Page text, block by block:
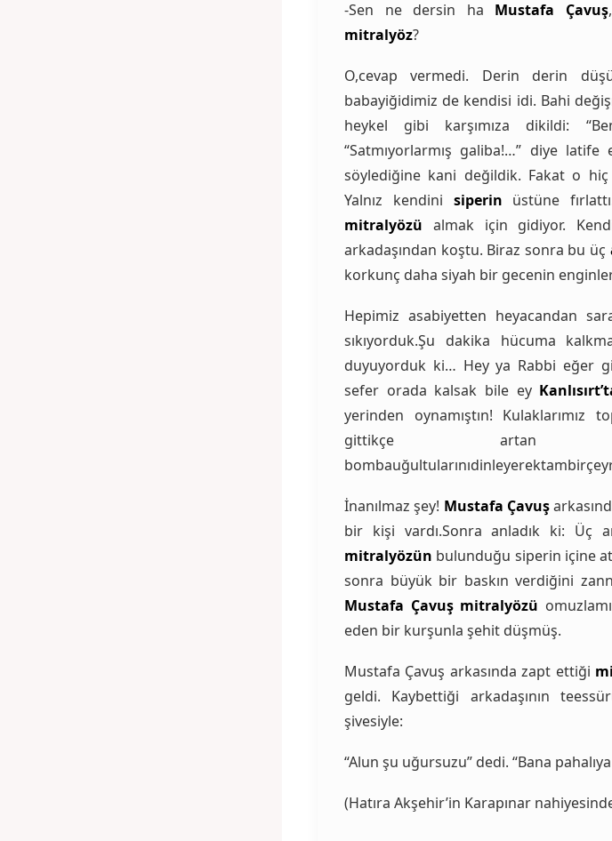
-Sen ne dersin ha Mustafa Çavuş
mitralyöz?
O,cevap vermedi. Derin derin
babayiğidimiz de kendisi idi. Bahi
heykel gibi karşımıza dikildi:
“Satmıyorlarmış galiba!…” diye latife
söylediğine kani değildik. Fakat o hiç
Yalnız kendini siperin üstüne
mitralyözü almak için gidiyor.
arkadaşından koştu. Biraz sonra bu üç
korkunç daha siyah bir gecenin
Hepimiz asabiyetten heyacandan
sıkıyorduk.Şu dakika hücuma
duyuyorduk ki… Hey ya Rabbi eğer
sefer orada kalsak bile ey
yerinden oynamıştın! Kulaklarımız
gittikçe artan
İnanılmaz şey! Mustafa Çavuş
bir kişi vardı.Sonra anladık ki: Üç
mitralyözün bulunduğu siperin içine
sonra büyük bir baskın verdiğini
Mustafa Çavuş mitralyözü
eden bir kurşunla şehit düşmüş.
Mustafa Çavuş arkasında zapt ettiği
geldi. Kaybettiği arkadaşının
şivesiyle:
“Alun şu uğursuzu” dedi. “Bana
(Hatıra Akşehir’in Karapınar